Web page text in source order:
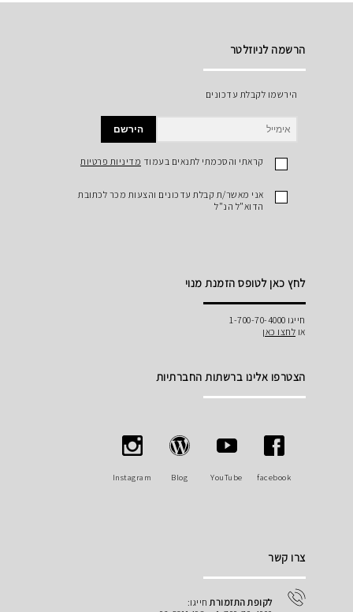
הרשמה לניוזלטר
הירשמו לקבלת עדכונים
הירשם
קראתי והסכמתי לתנאים בעמוד מדיניות פרטיות
אני מאשר/ת קבלת עדכונים והצעות מכר לכתובת
הדוא"ל הנ"ל
לחץ כאן לטופס הזמנת מנוי
חייגו 1-700-70-4000
או לחצו כאן
הצטרפו אלינו ברשתות החברתיות
facebook
YouTube
Blog
Instagram
צרו קשר
לקופת התזמורתחייגו: